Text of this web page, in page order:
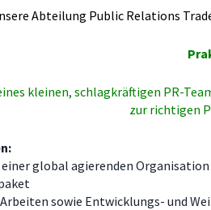
Abteilung Public Relations
kleinen, schlagkräftigen PR-
zur richtigen
global agierenden
sowie Entwicklungs- und